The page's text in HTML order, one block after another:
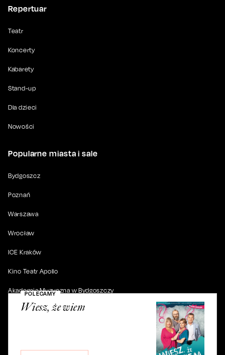
POLECAMY
Wiesz, że wiem
Repertuar
Teatr
Koncerty
Kabarety
Stand-up
Dla dzieci
Nowości
Popularne miasta i sale
Bydgoszcz
Poznań
Warszawa
Wrocław
ICE Kraków
Kino Teatr Apollo
Akademia Muzyczna w Bydgoszczy
. Wszystkie prawa zastrzeżone.